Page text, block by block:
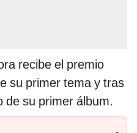
recibe el premio
su primer tema y tras
de su primer álbum.